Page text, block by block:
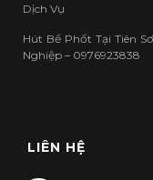
Dịch Vụ
Hút Bể Phốt Tại Tiên
Nghiệp – 0976923838
LIÊN HỆ